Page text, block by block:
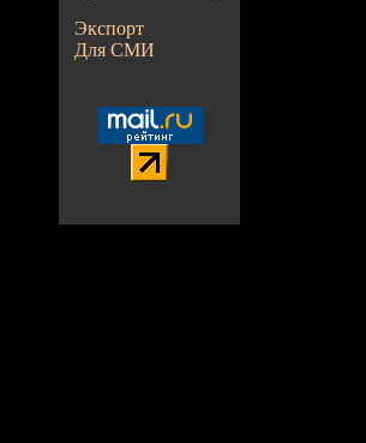
Экспорт
Для СМИ